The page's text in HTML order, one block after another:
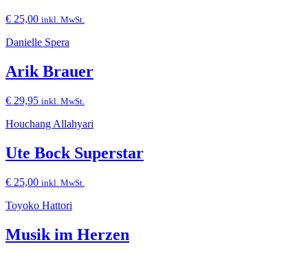
€ 25,00 inkl. MwSt.
Danielle Spera
Arik Brauer
€ 29,95 inkl. MwSt.
Houchang Allahyari
Ute Bock Superstar
€ 25,00 inkl. MwSt.
Toyoko Hattori
Musik im Herzen